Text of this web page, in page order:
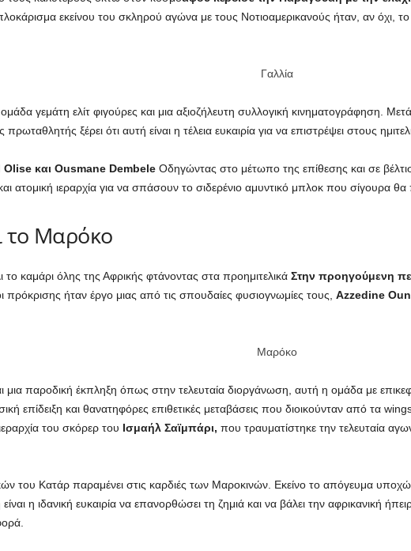
εκείνου του σκληρού αγώνα με τους Νοτιοαμερικανούς ήταν, αν όχι,
Γαλλία
γεμάτη ελίτ φιγούρες και μια αξιοζήλευτη συλλογική κινηματογράφηση.
ξέρει ότι αυτή είναι η τέλεια ευκαιρία για να επιστρέψει στους
Olise και Ousmane Dembele Οδηγώντας στο μέτωπο της επίθεσης και σε
ατομική ιεραρχία για να σπάσουν το σιδερένιο αμυντικό μπλοκ που σίγουρα θα
το Μαρόκο
το καμάρι όλης της Αφρικής φτάνοντας στα προημιτελικάΣτην προηγούμενη
πρόκρισης ήταν έργο μιας από τις σπουδαίες φυσιογνωμίες τους, Azzedine
Μαρόκο
μια παροδική έκπληξη όπως στην τελευταία διοργάνωση, αυτή η ομάδα με
επίδειξη και θανατηφόρες επιθετικές μεταβάσεις που διοικούνταν από τα
του σκόρερ του Ισμαήλ Σαϊμπάρι, που τραυματίστηκε την τελευταία
του Κατάρ παραμένει στις καρδιές των Μαροκινών. Εκείνο το απόγευμα
η ιδανική ευκαιρία να επανορθώσει τη ζημιά και να βάλει την αφρικανική